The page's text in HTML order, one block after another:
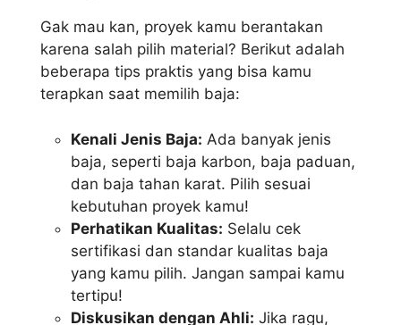
Gak mau kan, proyek kamu berantakan
karena salah pilih material? Berikut adalah
beberapa tips praktis yang bisa kamu
terapkan saat memilih baja:
Kenali Jenis Baja: Ada banyak jenis
baja, seperti baja karbon, baja paduan,
dan baja tahan karat. Pilih sesuai
kebutuhan proyek kamu!
Perhatikan Kualitas: Selalu cek
sertifikasi dan standar kualitas baja
yang kamu pilih. Jangan sampai kamu
tertipu!
Diskusikan dengan Ahli: Jika ragu,